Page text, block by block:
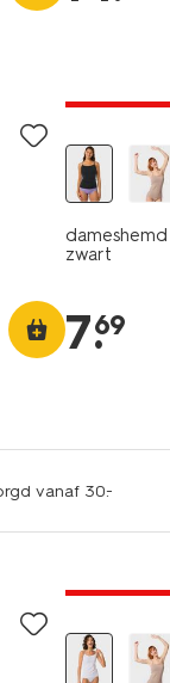
zwart
7.
69
vanaf 30.-